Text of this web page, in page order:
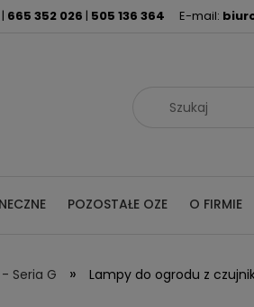
| 665 352 026 | 505 136 364 E-mail:
POZOSTAŁE OZE O FIRMIE
Seria G » Lampy do ogrodu z